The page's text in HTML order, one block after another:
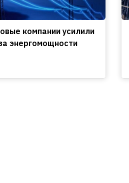
компании усилили
энергомощности